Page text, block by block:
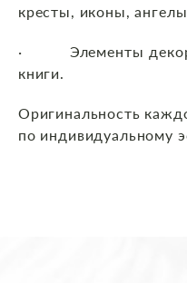
кресты, иконы,
· Элементы
книги.
Оригинальность
по индивидуальному